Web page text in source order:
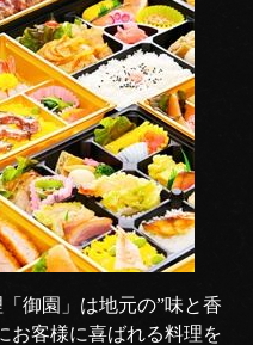
御園」は地元の”味と香
お客様に喜ばれる料理を